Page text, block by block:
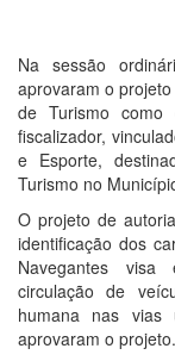
Na sessão
aprovaram o
de Turismo como
fiscalizador,
e Esporte,
Turismo no
O projeto de
identificação dos
Navegantes visa
circulação de
humana nas vias
aprovaram o projeto.